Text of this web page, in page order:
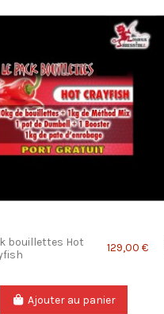
bouillettes Hot
129,00 €
Ajouter au panier